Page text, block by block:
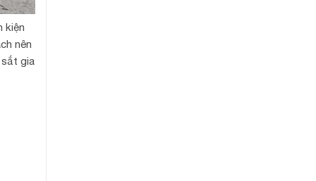
kiện
nên
sắt gia